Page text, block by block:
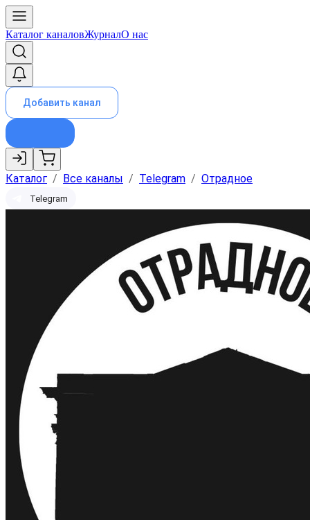
Каталог каналовЖурналО нас
Добавить канал
Каталог / Все каналы / Telegram / Отрадное
Telegram